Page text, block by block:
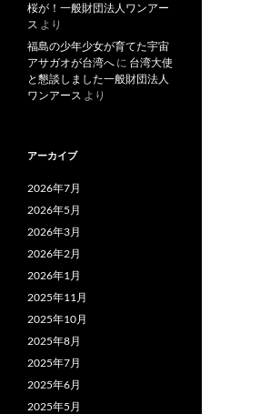
桜が！一般財団法人ワンアー
ス より
福島の少年少女が育てた宇宙
アサガオが台湾へ に 台湾大使
と懇談しました一般財団法人
ワンアース より
アーカイブ
2026年7月
2026年5月
2026年3月
2026年2月
2026年1月
2025年11月
2025年10月
2025年8月
2025年7月
2025年6月
2025年5月